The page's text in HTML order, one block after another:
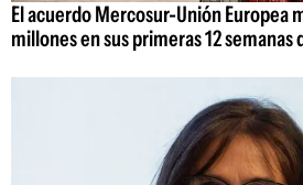
El acuerdo Mercosur-Unión Europea
millones en sus primeras 12 semanas